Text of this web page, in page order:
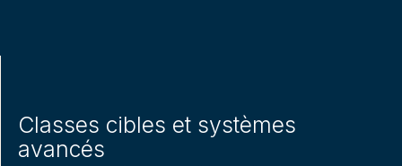
Classes cibles et systèmes
avancés